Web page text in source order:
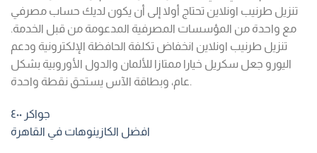
تنزيل طرنيب اونلاين تحتاج أولا إلى أن يكون لديك حساب مصرفي
مع واحدة من المؤسسات المصرفية المدعومة من قبل الخدمة.
تنزيل طرنيب اونلاين انخفاض تكلفة الحافظة الإلكترونية ودعم
اليورو جعل سكريل خيارا ممتازا للألمان والدول الأوروبية بشكل
عام، وبطاقة الآس يستحق نقطة واحدة.
جواكر ٤٠٠
افضل الكازينوهات في القاهرة